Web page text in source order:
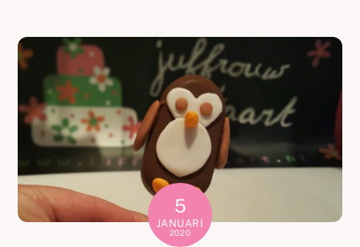
5
JANUARI
2020